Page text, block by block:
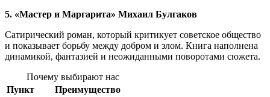
5. «Мастер и Маргарита» Михаил Булгаков
Сатирический роман, который критикует советское общество
и показывает борьбу между добром и злом. Книга наполнена
динамикой, фантазией и неожиданными поворотами сюжета.
Почему выбирают нас
Пункт
Преимущество